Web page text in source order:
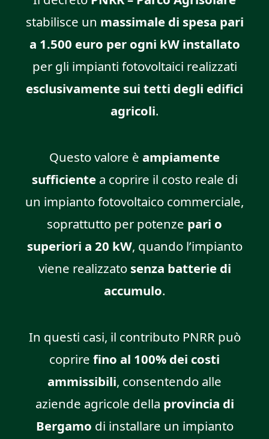
stabilisce un massimale di spesa pari
a 1.500 euro per ogni kW installato
per gli impianti fotovoltaici realizzati
esclusivamente sui tetti degli edifici
agricoli.
Questo valore è ampiamente
sufficientea coprire il costo reale di
un impianto fotovoltaico commerciale,
soprattutto per potenze pari o
superiori a 20 kW, quando l’impianto
viene realizzato senza batterie di
accumulo.
In questi casi, il contributo PNRR può
coprire fino al 100% dei costi
ammissibili, consentendo alle
aziende agricole della provincia di
Bergamo di installare un impianto